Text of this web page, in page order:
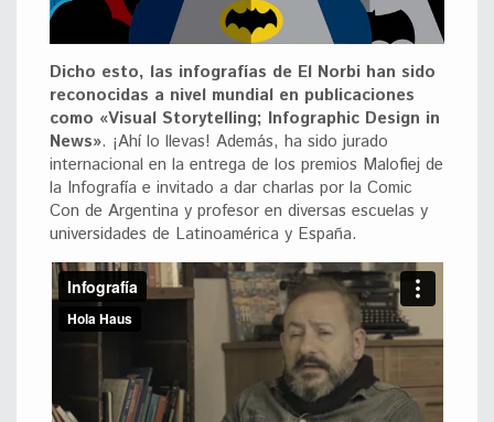
Dicho esto, las infografías de El Norbi han sido
reconocidas a nivel mundial en publicaciones
como «Visual Storytelling; Infographic Design in
News». ¡Ahí lo llevas! Además, ha sido jurado
internacional en la entrega de los premios Malofiej de
la Infografía e invitado a dar charlas por la Comic
Con de Argentina y profesor en diversas escuelas y
universidades de Latinoamérica y España.